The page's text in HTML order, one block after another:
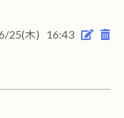
25(木)
16:43